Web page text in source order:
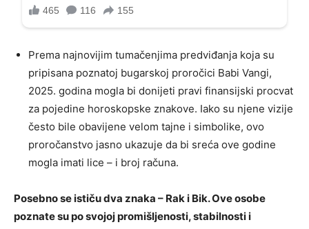
Prema najnovijim tumačenjima predviđanja koja su
pripisana poznatoj bugarskoj proročici Babi Vangi,
2025. godina mogla bi donijeti pravi finansijski procvat
za pojedine horoskopske znakove. Iako su njene vizije
često bile obavijene velom tajne i simbolike, ovo
proročanstvo jasno ukazuje da bi sreća ove godine
mogla imati lice – i broj računa.
Posebno se ističu dva znaka – Rak i Bik. Ove osobe
poznate su po svojoj promišljenosti, stabilnosti i